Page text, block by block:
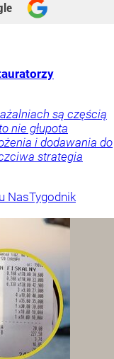
są częścią
nie głupota
i dodawania do
strategia
NasTygodnik